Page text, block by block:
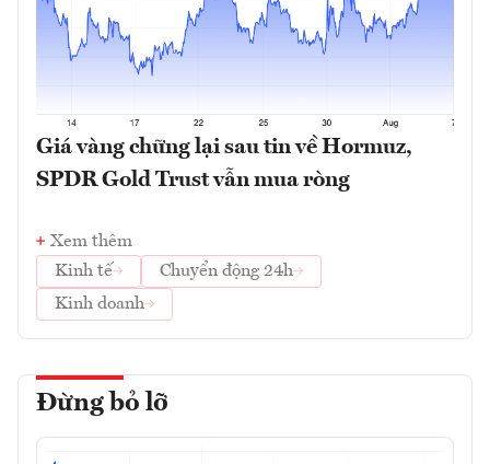
Giá vàng chững lại sau tin về Hormuz,
SPDR Gold Trust vẫn mua ròng
Xem thêm
Kinh tế
Chuyển động 24h
Kinh doanh
Đừng bỏ lỡ